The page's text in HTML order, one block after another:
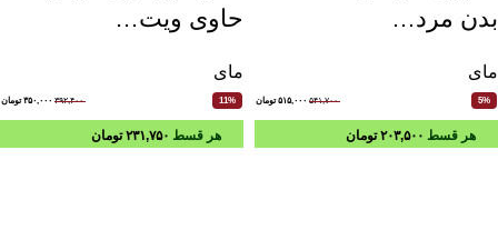
بدن مرد…
مای
5% ۵۴۱,۷۰۰ ۵۱۵,۰۰۰ تومان
حاوی ویت…
مای
11% ۳۹۲,۴۰۰ ۳۵۰,۰۰۰ تومان
هر قسط ۲۰۳,۵۰۰ تومان هر قسط ۲۳۱,۷۵۰ تومان